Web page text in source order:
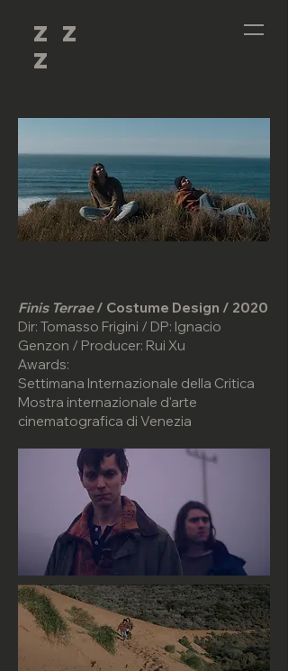
Z Z
Z
Finis Terrae/ Costume Design / 2020
Dir: Tomasso Frigini / DP: Ignacio
Genzon / Producer: Rui Xu
Awards:
Settimana Internazionale della Critica
Mostra internazionale d'arte
cinematografica di Venezia